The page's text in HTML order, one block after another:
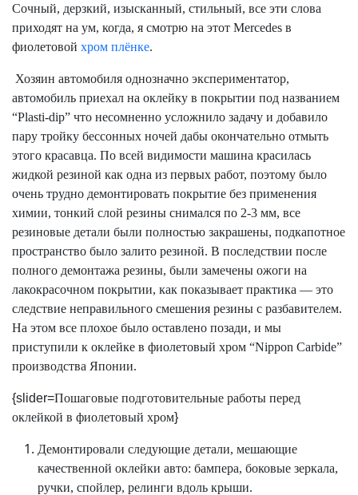
Сочный, дерзкий, изысканный, стильный, все эти слова
приходят на ум, когда, я смотрю на этот Mercedes в
фиолетовой хром плёнке.
Хозяин автомобиля однозначно экспериментатор,
автомобиль приехал на оклейку в покрытии под названием
“Plasti-dip” что несомненно усложнило задачу и добавило
пару тройку бессонных ночей дабы окончательно отмыть
этого красавца. По всей видимости машина красилась
жидкой резиной как одна из первых работ, поэтому было
очень трудно демонтировать покрытие без применения
химии, тонкий слой резины снимался по 2-3 мм, все
резиновые детали были полностью закрашены, подкапотное
пространство было залито резиной. В последствии после
полного демонтажа резины, были замечены ожоги на
лакокрасочном покрытии, как показывает практика — это
следствие неправильного смешения резины с разбавителем.
На этом все плохое было оставлено позади, и мы
приступили к оклейке в фиолетовый хром “Nippon Carbide”
производства Японии.
{slider=Пошаговые подготовительные работы перед
оклейкой в фиолетовый хром}
Демонтировали следующие детали, мешающие
качественной оклейки авто: бампера, боковые зеркала,
ручки, спойлер, релинги вдоль крыши.